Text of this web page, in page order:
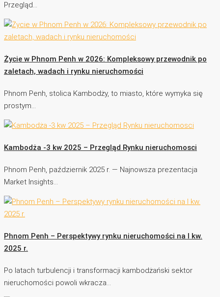
Przegląd…
Życie w Phnom Penh w 2026: Kompleksowy przewodnik po
zaletach, wadach i rynku nieruchomości
Phnom Penh, stolica Kambodży, to miasto, które wymyka się
prostym…
Kambodża -3 kw 2025 – Przegląd Rynku nieruchomosci
Phnom Penh, październik 2025 r. — Najnowsza prezentacja
Market Insights…
Phnom Penh – Perspektywy rynku nieruchomości na I kw.
2025 r.
Po latach turbulencji i transformacji kambodżański sektor
nieruchomości powoli wkracza…